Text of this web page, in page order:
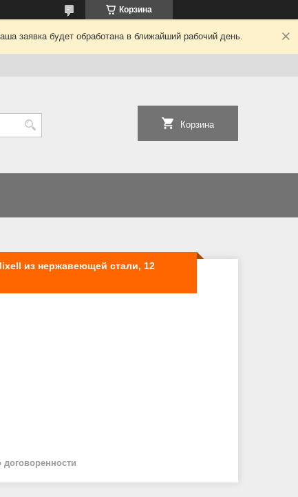
Корзина
заявка будет обработана в ближайший рабочий день.
Корзина
из нержавеющей стали, 12
договоренности